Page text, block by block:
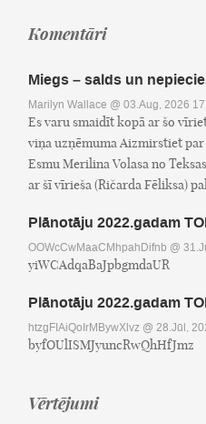
Komentāri
Miegs – salds un
Marilyn Wallace @ 03.Aug, 2026
Es varu smaidīt kopā ar šo
viņa uzņēmuma Aizmirstiet
Esmu Merilina Volasa no
ar šī vīrieša (Ričarda Fēliksa)
Plānotāju 2022.gadam
OOWcCwMaaCMhpahDifnb @
yiWCAdqaBaJpbgmdaUR
Plānotāju 2022.gadam
htzgFIAiQoIrMBywXlvz @ 28.Jūl,
byfOUlISMJyuncRwQhHfJmz
Vērtējumi